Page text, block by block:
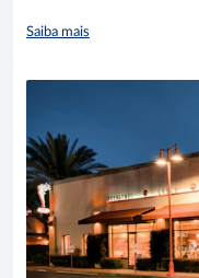
Saiba mais